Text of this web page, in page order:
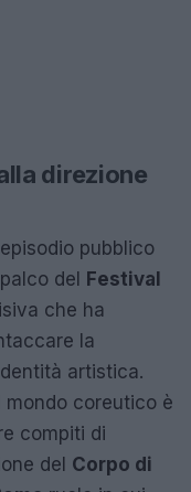
direzione
pubblico
del
Festival
che ha
la
artistica.
coreutico è
compiti di
del Corpo di